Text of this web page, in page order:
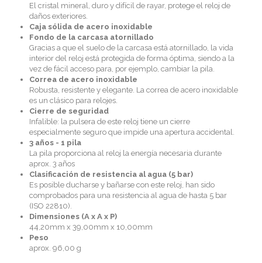
El cristal mineral, duro y difícil de rayar, protege el reloj de
daños exteriores.
Caja sólida de acero inoxidable
Fondo de la carcasa atornillado
Gracias a que el suelo de la carcasa está atornillado, la vida
interior del reloj está protegida de forma óptima, siendo a la
vez de fácil acceso para, por ejemplo, cambiar la pila.
Correa de acero inoxidable
Robusta, resistente y elegante. La correa de acero inoxidable
es un clásico para relojes.
Cierre de seguridad
Infalible: la pulsera de este reloj tiene un cierre
especialmente seguro que impide una apertura accidental.
3 años - 1 pila
La pila proporciona al reloj la energía necesaria durante
aprox. 3 años
Clasificación de resistencia al agua (5 bar)
Es posible ducharse y bañarse con este reloj, han sido
comprobados para una resistencia al agua de hasta 5 bar
(ISO 22810).
Dimensiones (A x A x P)
44,20mm x 39,00mm x 10,00mm
Peso
aprox. 96,00 g